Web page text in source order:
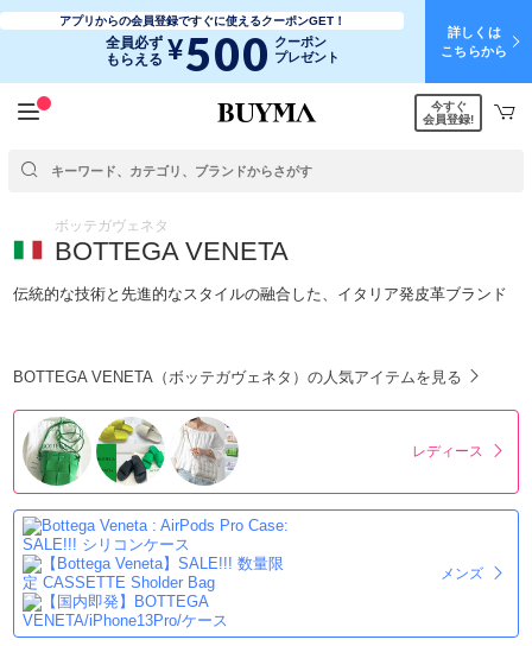
アプリからの会員登録ですぐに使えるクーポンGET！
全員必ず
もらえる ¥500 クーポン
プレゼント
詳しくは
こちらから
今すぐ
会員登録!
ボッテガヴェネタ
BOTTEGA VENETA
伝統的な技術と先進的なスタイルの融合した、イタリア発皮革ブランド
BOTTEGA VENETA（ボッテガヴェネタ）の人気アイテムを見る
レディース
メンズ